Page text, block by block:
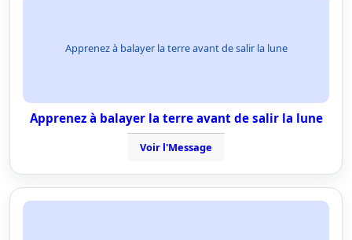
Apprenez à balayer la terre avant de salir la lune
Apprenez à balayer la terre avant de salir la lune
Voir l'Message